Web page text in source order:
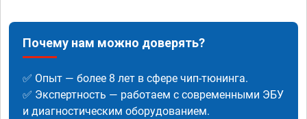
Почему нам можно доверять?
✅ Опыт — более 8 лет в сфере чип-тюнинга.
✅ Экспертность — работаем с современными ЭБУ
и диагностическим оборудованием.